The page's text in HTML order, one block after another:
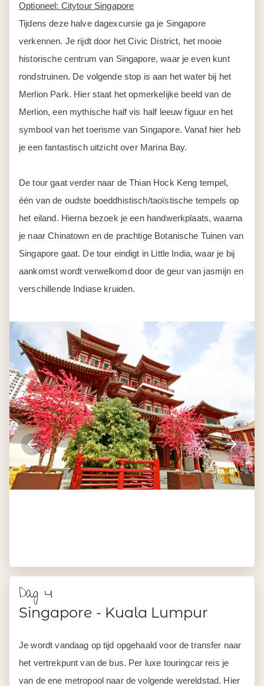
Optioneel: Citytour Singapore
Tijdens deze halve dagexcursie ga je Singapore
verkennen. Je rijdt door het Civic District, het mooie
historische centrum van Singapore, waar je even kunt
rondstruinen. De volgende stop is aan het water bij het
Merlion Park. Hier staat het opmerkelijke beeld van de
Merlion, een mythische half vis half leeuw figuur en het
symbool van het toerisme van Singapore. Vanaf hier heb
je een fantastisch uitzicht over Marina Bay.
De tour gaat verder naar de Thian Hock Keng tempel,
één van de oudste boeddhistisch/taoïstische tempels op
het eiland. Hierna bezoek je een handwerkplaats, waarna
je naar Chinatown en de prachtige Botanische Tuinen van
Singapore gaat. De tour eindigt in Little India, waar je bij
aankomst wordt verwelkomd door de geur van jasmijn en
verschillende Indiase kruiden.
Dag 4
Singapore - Kuala Lumpur
Je wordt vandaag op tijd opgehaald voor de transfer naar
het vertrekpunt van de bus. Per luxe touringcar reis je
van de ene metropool naar de volgende wereldstad. Hier